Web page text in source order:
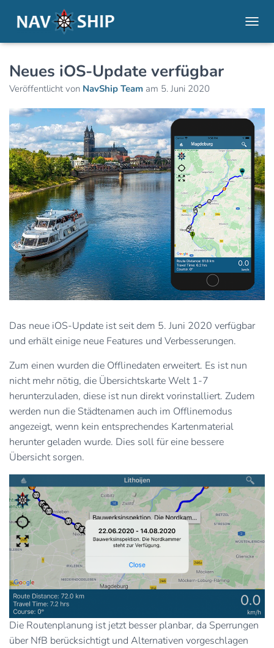
Neues iOS-Update verfügbar
Veröffentlicht von NavShip Team am 5. Juni 2020
Das neue iOS-Update ist seit dem 5. Juni 2020 verfügbar
und erhält einige neue Features und Verbesserungen.
Zum einen wurden die Offlinedaten erweitert. Es ist nun
nicht mehr nötig, die Übersichtskarte Welt 1-7
herunterzuladen, diese ist nun direkt vorinstalliert. Zudem
werden nun die Städtenamen auch im Offlinemodus
angezeigt, wenn kein entsprechendes Kartenmaterial
herunter geladen wurde. Dies soll für eine bessere
Übersicht sorgen.
Die Routenplanung ist jetzt besser planbar, da Sperrungen
über NfB berücksichtigt und Alternativen vorgeschlagen